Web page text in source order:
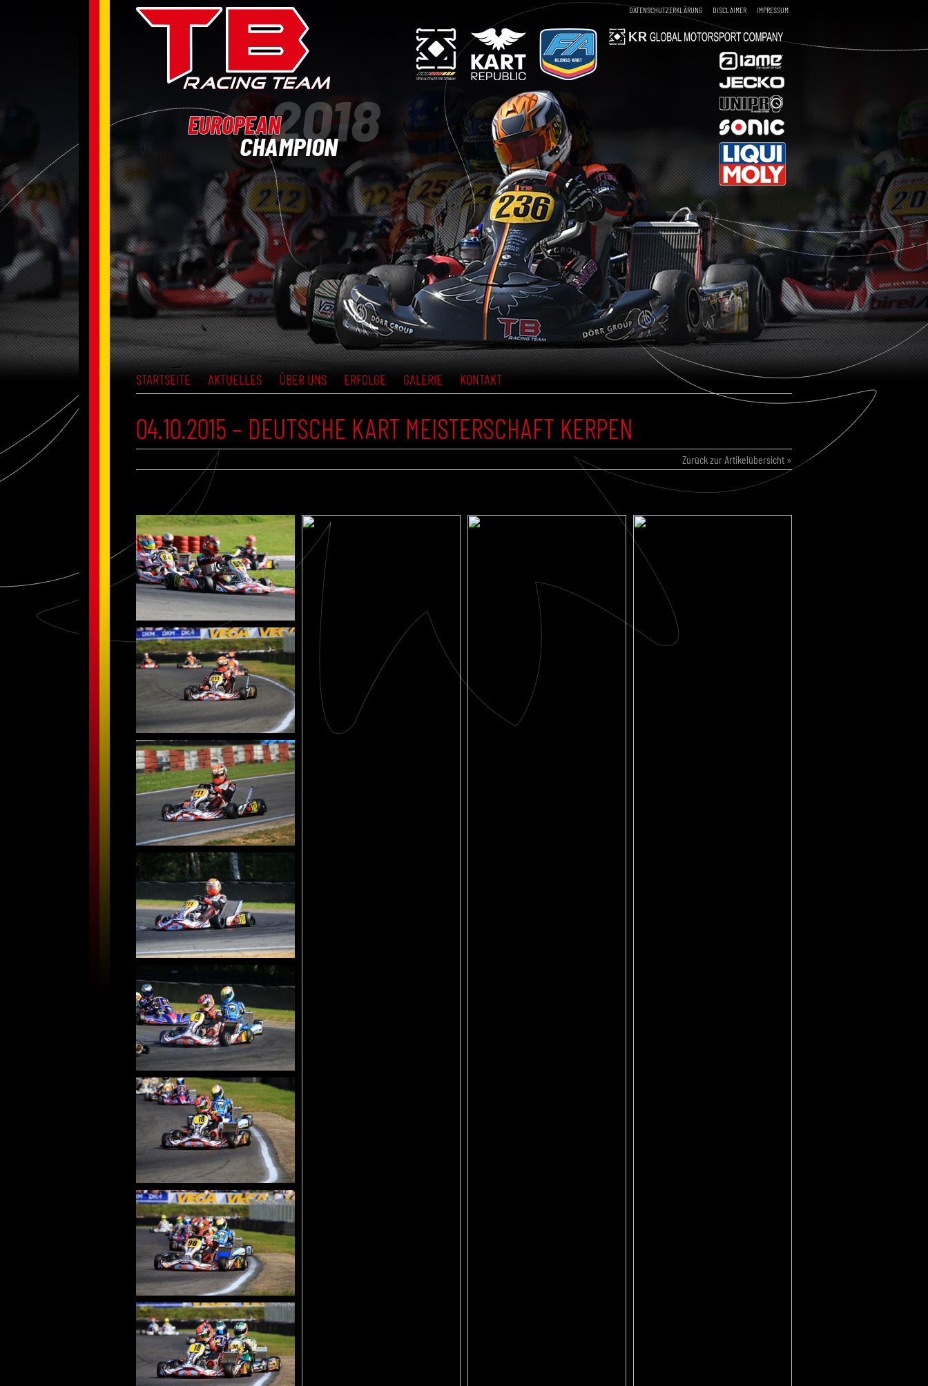
DATENSCHUTZERKLÄRUNG DISCLAIMER IMPRESSUM
STARTSEITE AKTUELLES ÜBER UNS ERFOLGE GALERIE KONTAKT
04.10.2015 – DEUTSCHE KART MEISTERSCHAFT KERPEN
Zurück zur Artikelübersicht »